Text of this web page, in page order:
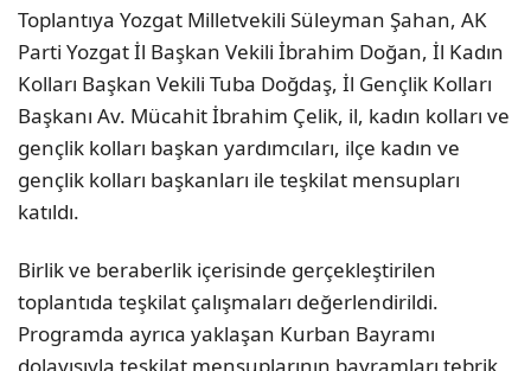
Toplantıya Yozgat Milletvekili Süleyman Şahan, AK
Parti Yozgat İl Başkan Vekili İbrahim Doğan, İl Kadın
Kolları Başkan Vekili Tuba Doğdaş, İl Gençlik Kolları
Başkanı Av. Mücahit İbrahim Çelik, il, kadın kolları ve
gençlik kolları başkan yardımcıları, ilçe kadın ve
gençlik kolları başkanları ile teşkilat mensupları
katıldı.
Birlik ve beraberlik içerisinde gerçekleştirilen
toplantıda teşkilat çalışmaları değerlendirildi.
Programda ayrıca yaklaşan Kurban Bayramı